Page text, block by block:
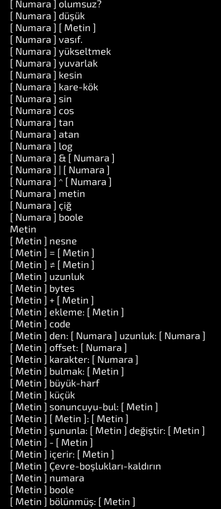
[ Numara ] olumsuz?
[ Numara ] düşük
[ Numara ] [ Metin ]
[ Numara ] vasıf.
[ Numara ] yükseltmek
[ Numara ] yuvarlak
[ Numara ] kesin
[ Numara ] kare-kök
[ Numara ] sin
[ Numara ] cos
[ Numara ] tan
[ Numara ] atan
[ Numara ] log
[ Numara ] & [ Numara ]
[ Numara ] | [ Numara ]
[ Numara ] ^ [ Numara ]
[ Numara ] metin
[ Numara ] çiğ
[ Numara ] boole
Metin
[ Metin ] nesne
[ Metin ] = [ Metin ]
[ Metin ] ≠ [ Metin ]
[ Metin ] uzunluk
[ Metin ] bytes
[ Metin ] + [ Metin ]
[ Metin ] ekleme: [ Metin ]
[ Metin ] code
[ Metin ] den: [ Numara ] uzunluk: [ Numara ]
[ Metin ] offset: [ Numara ]
[ Metin ] karakter: [ Numara ]
[ Metin ] bulmak: [ Metin ]
[ Metin ] büyük-harf
[ Metin ] küçük
[ Metin ] sonuncuyu-bul: [ Metin ]
[ Metin ] [ Metin ]: [ Metin ]
[ Metin ] şununla: [ Metin ] değiştir: [ Metin ]
[ Metin ] - [ Metin ]
[ Metin ] içerir: [ Metin ]
[ Metin ] Çevre-boşlukları-kaldırın
[ Metin ] numara
[ Metin ] boole
[ Metin ] bölünmüş: [ Metin ]